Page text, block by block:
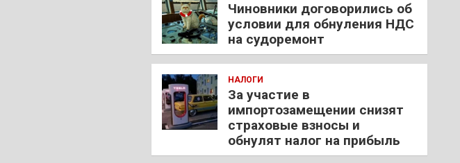
Чиновники договорились об
условии для обнуления НДС
на судоремонт
НАЛОГИ
За участие в
импортозамещении снизят
страховые взносы и
обнулят налог на прибыль